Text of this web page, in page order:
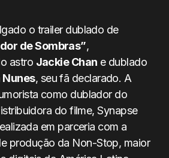
o trailer dublado de
de Sombras”,
astro Jackie Chan e dublado
, seu fã declarado. A
como dublador do
do filme, Synapse
em parceria com a
produção da Non-Stop, maior